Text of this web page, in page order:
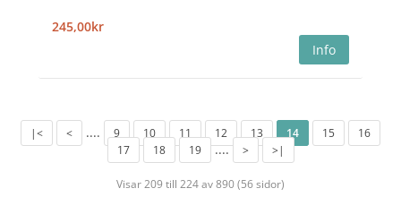
245,00kr
|< < .... 9 10 11 12 13 14 15
16
17
18 19 .... > >|
Visar 209 till 224 av 890 (56 sidor)